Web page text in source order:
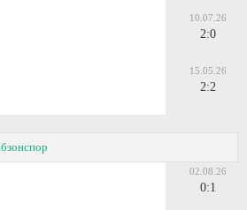
10.07.26
2:0
15.05.26
2:2
02.08.26
0:1